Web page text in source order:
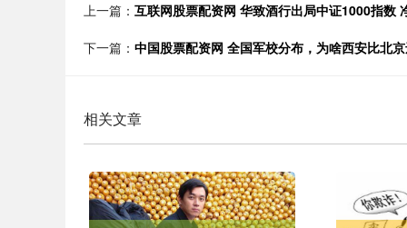
上一篇： 互联网股票配资网 华致酒行出局中证1000指数
下一篇： 中国股票配资网 全国军校分布，为啥西安比北
相关文章